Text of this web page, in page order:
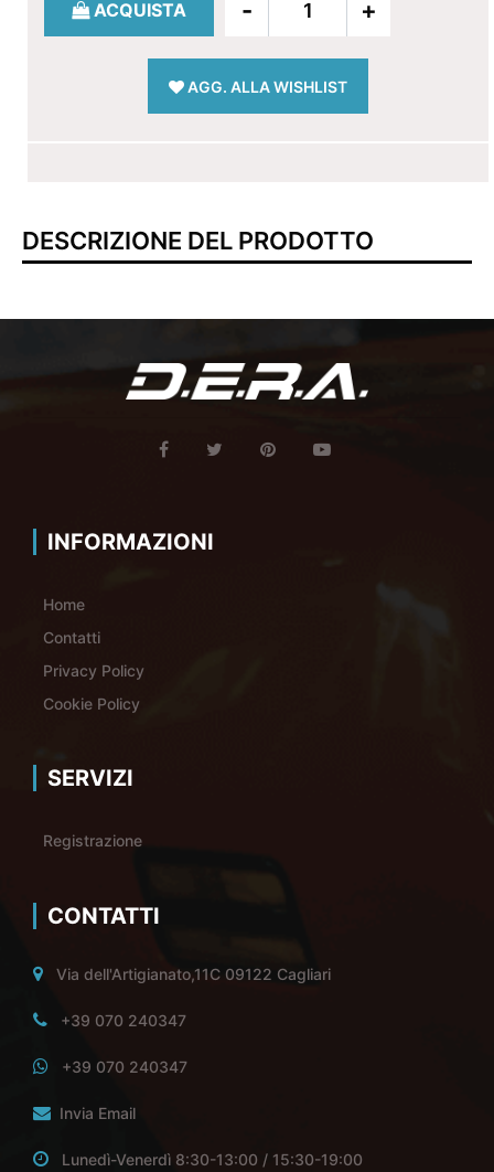
ACQUISTA
AGG. ALLA WISHLIST
DESCRIZIONE DEL PRODOTTO
INFORMAZIONI
Home
Contatti
Privacy Policy
Cookie Policy
SERVIZI
Registrazione
CONTATTI
Via dell'Artigianato,11C 09122 Cagliari
+39 070 240347
+39 070 240347
Invia Email
Lunedì-Venerdì 8:30-13:00 / 15:30-19:00